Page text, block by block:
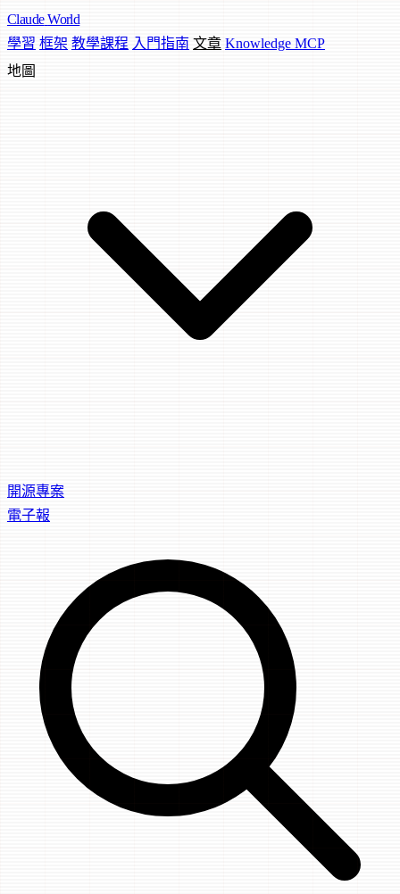
Claude World
學習 框架 教學課程 入門指南 文章 Knowledge MCP
地圖
開源專案
電子報